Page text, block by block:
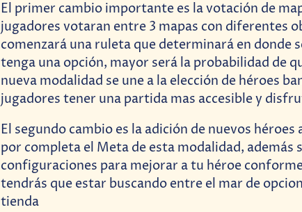
El primer cambio importante es la votación de
jugadores votaran entre 3 mapas con diferentes
comenzará una ruleta que determinará en donde
tenga una opción, mayor será la probabilidad de
nueva modalidad se une a la elección de héroes
jugadores tener una partida mas accesible y
El segundo cambio es la adición de nuevos
por completa el Meta de esta modalidad, además
configuraciones para mejorar a tu héroe
tendrás que estar buscando entre el mar de
tienda